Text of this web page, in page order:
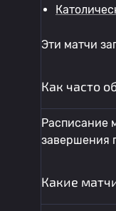
Эти матчи
Как часто
Расписание
завершения
Какие